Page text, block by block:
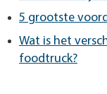
5 grootste
Wat is het
foodtruck?